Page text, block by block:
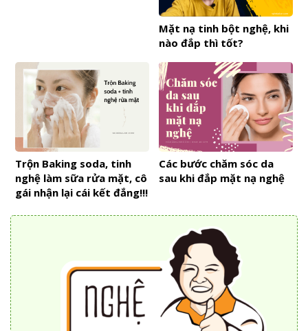
Mặt nạ tinh bột nghệ, khi
nào đắp thì tốt?
Trộn Baking soda, tinh
nghệ làm sữa rửa mặt, cô
gái nhận lại cái kết đắng!!!
Các bước chăm sóc da
sau khi đắp mặt nạ nghệ